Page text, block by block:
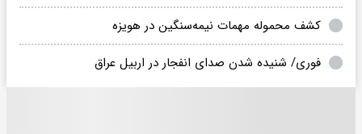
کشف محموله مهمات نیمه‌سنگین در هویزه
فوری/ شنیده شدن صدای انفجار در اربیل عراق